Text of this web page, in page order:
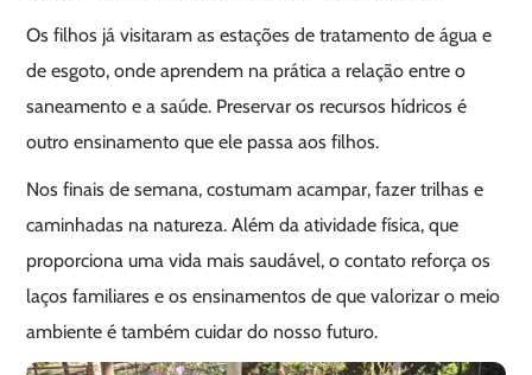
Os filhos já visitaram as estações de tratamento de água e
de esgoto, onde aprendem na prática a relação entre o
saneamento e a saúde. Preservar os recursos hídricos é
outro ensinamento que ele passa aos filhos.
Nos finais de semana, costumam acampar, fazer trilhas e
caminhadas na natureza. Além da atividade física, que
proporciona uma vida mais saudável, o contato reforça os
laços familiares e os ensinamentos de que valorizar o meio
ambiente é também cuidar do nosso futuro.